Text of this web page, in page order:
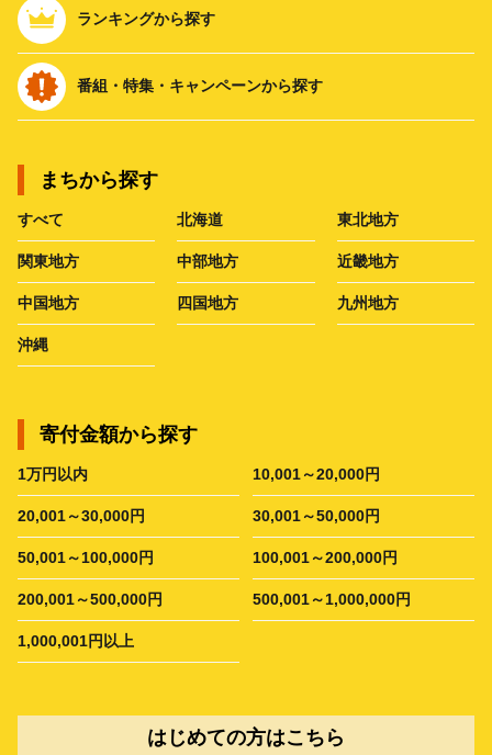
ランキングから探す
番組・特集・キャンペーンから探す
まちから探す
すべて 北海道 東北地方
関東地方 中部地方 近畿地方
中国地方 四国地方 九州地方
沖縄
寄付金額から探す
1万円以内 10,001～20,000円
20,001～30,000円 30,001～50,000円
50,001～100,000円 100,001～200,000円
200,001～500,000円 500,001～1,000,000円
1,000,001円以上
はじめての方はこちら